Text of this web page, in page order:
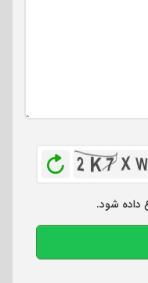
داده شود.